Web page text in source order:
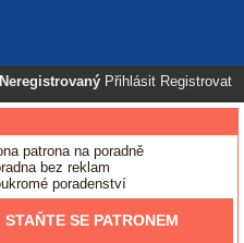
Neregistrovaný Přihlásit Registrovat
patrona na poradně
bez reklam
poradenství
STAŇTE SE PATRONEM